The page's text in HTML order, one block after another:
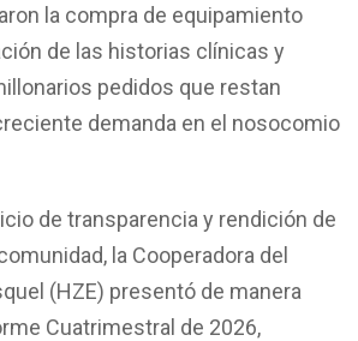
la compra de equipamiento
de las historias clínicas y
pedidos que restan
demanda en el nosocomio
de transparencia y rendición de
la Cooperadora del
(HZE) presentó de manera
Cuatrimestral de 2026,